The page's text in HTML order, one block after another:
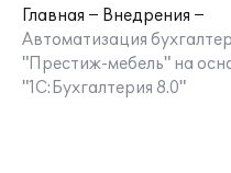
Главная
Внедрения
Автоматизация
"Престиж-мебель" на
"1С:Бухгалтерия 8.0"